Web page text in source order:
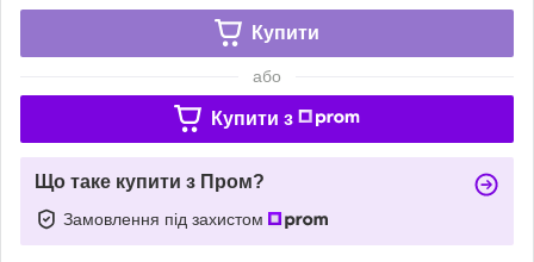
Купити
або
Купити з
Що таке купити з Пром?
Замовлення під захистом